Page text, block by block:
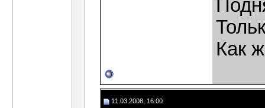
Как
11.03.2008, 16:00